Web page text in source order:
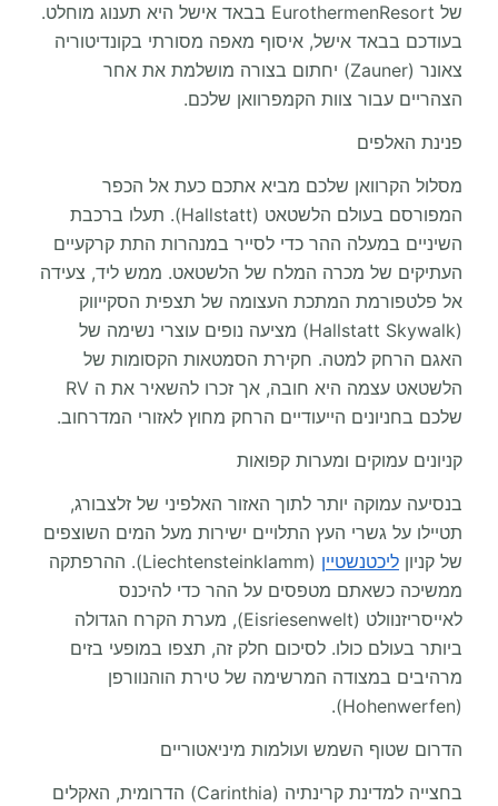
של EurothermenResort בבאד אישל היא תענוג מוחלט.
בעודכם בבאד אישל, איסוף מאפה מסורתי בקונדיטוריה
צאונר (Zauner) יחתום בצורה מושלמת את אחר
הצהריים עבור צוות הקמפרוואן שלכם.
פנינת האלפים
מסלול הקרוואן שלכם מביא אתכם כעת אל הכפר
המפורסם בעולם הלשטאט (Hallstatt). תעלו ברכבת
השיניים במעלה ההר כדי לסייר במנהרות התת קרקעיים
העתיקים של מכרה המלח של הלשטאט. ממש ליד, צעידה
אל פלטפורמת המתכת העצומה של תצפית הסקייווק
(Hallstatt Skywalk) מציעה נופים עוצרי נשימה של
האגם הרחק למטה. חקירת הסמטאות הקסומות של
הלשטאט עצמה היא חובה, אך זכרו להשאיר את ה RV
שלכם בחניונים הייעודיים הרחק מחוץ לאזורי המדרחוב.
קניונים עמוקים ומערות קפואות
בנסיעה עמוקה יותר לתוך האזור האלפיני של זלצבורג,
תטיילו על גשרי העץ התלויים ישירות מעל המים השוצפים
של קניון ליכטנשטיין
(Liechtensteinklamm). ההרפתקה
ממשיכה כשאתם מטפסים על ההר כדי להיכנס
לאייסריזנוולט (Eisriesenwelt), מערת הקרח הגדולה
ביותר בעולם כולו. לסיכום חלק זה, תצפו במופעי בזים
מרהיבים במצודה המרשימה של טירת הוהנוורפן
(Hohenwerfen).
הדרום שטוף השמש ועולמות מיניאטוריים
בחצייה למדינת קרינתיה (Carinthia) הדרומית, האקלים